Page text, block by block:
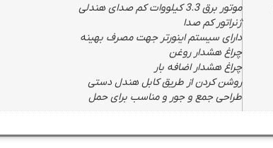
موتور برق 3.3 کیلووات کم صدای هندلی
ژنراتور کم صدا
دارای سیستم اینورتر جهت مصرف بهینه
چراغ هشدار روغن
چراغ هشدار اضافه بار
روشن کردن از طریق کابل هندل دستی
طراحی جمع و جور و مناسب برای حمل